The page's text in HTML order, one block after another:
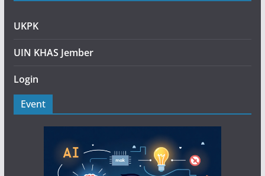
UKPK
UIN KHAS Jember
Login
Event